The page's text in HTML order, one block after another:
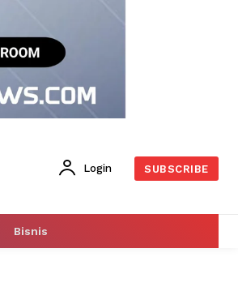
Login SUBSCRIBE
Bisnis